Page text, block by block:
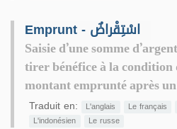
Emprunt - اسْتِقْراضٌ
Saisie d’une somme
tirer bénéfice à la
montant emprunté après
Traduit en: L'anglais Le français
L'indonésien
Le russe